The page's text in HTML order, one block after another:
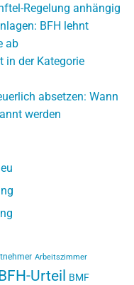
Regelung anhängig
BFH lehnt
ab
in der Kategorie
absetzen: Wann
werden
Arbeitszimmer
Urteil BMF